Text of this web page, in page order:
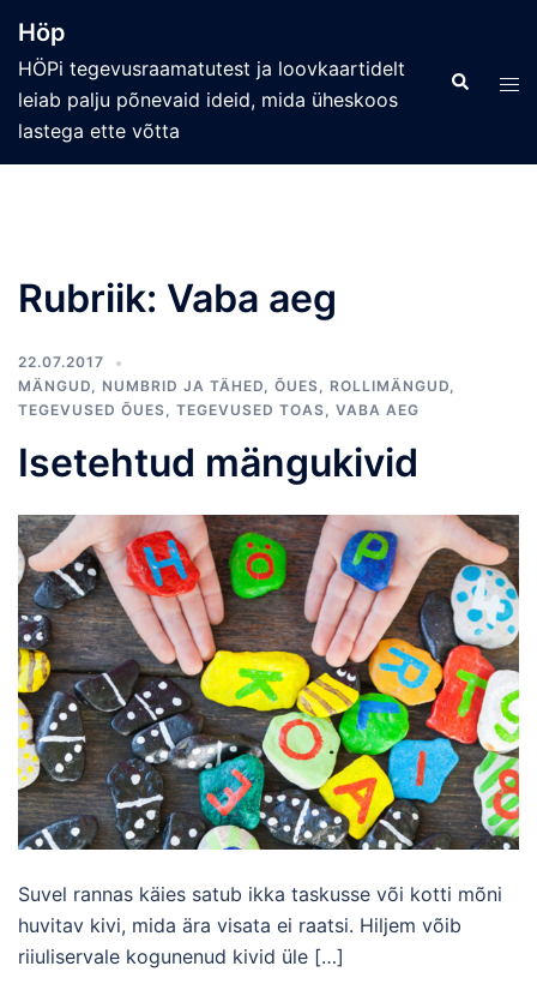
content
Höp
HÖPi tegevusraamatutest ja loovkaartidelt
leiab palju põnevaid ideid, mida üheskoos
lastega ette võtta
Search
Rubriik: Vaba aeg
22.07.2017
MÄNGUD, NUMBRID JA TÄHED, ÕUES, ROLLIMÄNGUD,
TEGEVUSED ÕUES, TEGEVUSED TOAS, VABA AEG
Isetehtud mängukivid
Suvel rannas käies satub ikka taskusse või kotti mõni
huvitav kivi, mida ära visata ei raatsi. Hiljem võib
riiuliservale kogunenud kivid üle […]